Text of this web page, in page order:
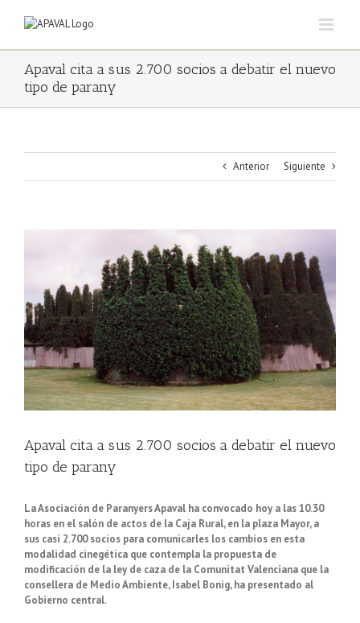
Apaval cita a sus 2.700 socios a debatir el nuevo
tipo de parany
Anterior Siguiente
Apaval cita a sus 2.700 socios a debatir el nuevo
tipo de parany
La Asociación de Paranyers Apaval ha convocado hoy a las 10.30
horas en el salón de actos de la Caja Rural, en la plaza Mayor, a
sus casi 2.700 socios para comunicarles los cambios en esta
modalidad cinegética que contempla la propuesta de
modificación de la ley de caza de la Comunitat Valenciana que la
consellera de Medio Ambiente, Isabel Bonig, ha presentado al
Gobierno central.